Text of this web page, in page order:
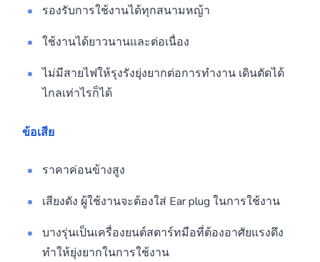
รองรับการใช้งานได้ทุกสนามหญ้า
ใช้งานได้ยาวนานและต่อเนื่อง
ไม่มีสายไฟให้รุงรังยุ่งยากต่อการทำงาน เดินตัดได้
ไกลเท่าไรก็ได้
ข้อเสีย
ราคาค่อนข้างสูง
เสียงดัง ผู้ใช้งานจะต้องใส่ Ear plug ในการใช้งาน
บางรุ่นเป็นเครื่องยนต์สตาร์ทมือที่ต้องอาศัยแรงดึง
ทำให้ยุ่งยากในการใช้งาน